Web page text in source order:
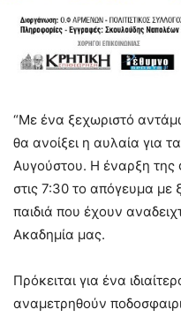
“Με ένα ξεχωριστό
θα ανοίξει η αυλαία για
Αυγούστου. Η έναρξη της
στις 7:30 το απόγευμα
παιδιά που έχουν
Ακαδημία μας.
Πρόκειται για ένα
αναμετρηθούν